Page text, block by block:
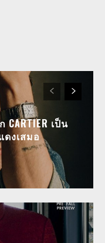
CARTIER เป็น
งเสมอ